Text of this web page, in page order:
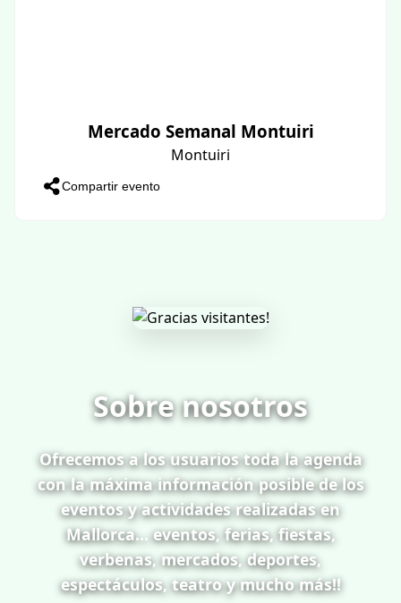
Mercado Semanal Montuiri
Montuiri
Compartir evento
Sobre nosotros
Ofrecemos a los usuarios toda la agenda
con la máxima información posible de los
eventos y actividades realizadas en
Mallorca... eventos, ferias, fiestas,
verbenas, mercados, deportes,
espectáculos, teatro y mucho más!!